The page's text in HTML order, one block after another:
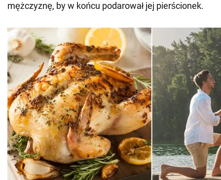
mężczyznę, by w końcu podarował jej pierścionek.